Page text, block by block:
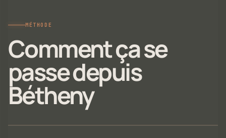
MÉTHODE
Comment ça se
passe depuis
Bétheny